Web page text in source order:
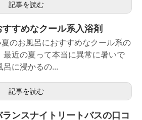
記事を読む
すめなクール系入浴剤
のお風呂におすすめなクール系の
最近の夏って本当に異常に暑いで
呂に浸かるの...
記事を読む
ンスナイトリートバスの口コ